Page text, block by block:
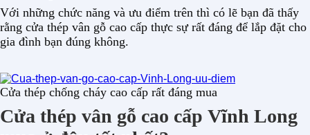
Với những chức năng và ưu điểm trên thì có lẽ bạn đã thấy
rằng cửa thép vân gỗ cao cấp thực sự rất đáng để lắp đặt cho
gia đình bạn đúng không.
Cửa thép chống cháy cao cấp rất đáng mua
Cửa thép vân gỗ cao cấp Vĩnh Long